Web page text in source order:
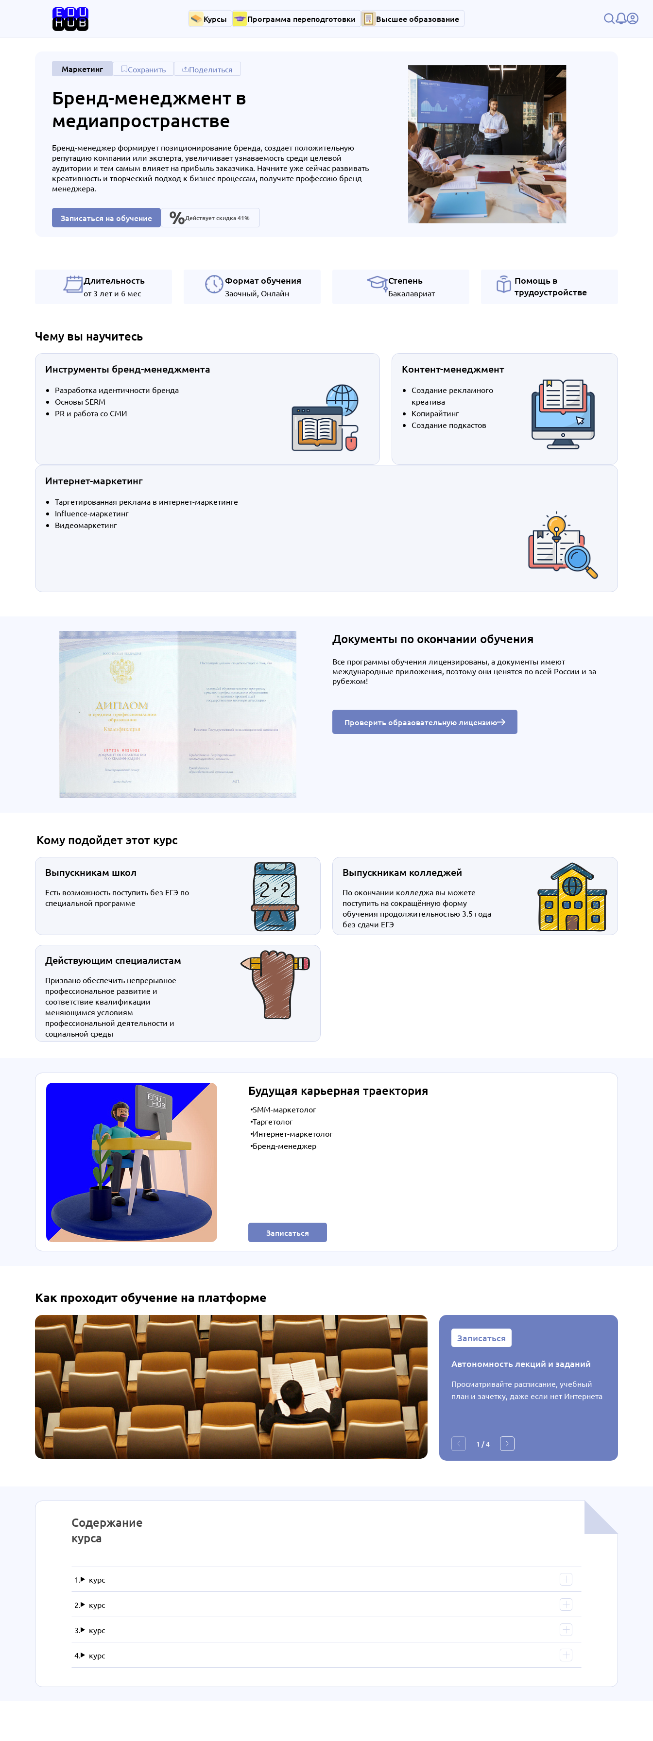
Курсы Программа переподготовки Высшее образование
Маркетинг Сохранить Поделиться
Бренд-менеджмент в
медиапространстве
Бренд-менеджер формирует позиционирование бренда, создает положительную
репутацию компании или эксперта, увеличивает узнаваемость среди целевой
аудитории и тем самым влияет на прибыль заказчика. Начните уже сейчас развивать
креативность и творческий подход к бизнес-процессам, получите профессию бренд-
менеджера.
Записаться на обучение Действует скидка 41%
Длительность
от 3 лет и 6 мес
Формат обучения
Заочный, Онлайн
Степень
Бакалавриат
Помощь в
трудоустройстве
Чему вы научитесь
Инструменты бренд-менеджмента
Разработка идентичности бренда
Основы SERM
PR и работа со СМИ
Контент-менеджмент
Создание рекламного
креатива
Копирайтинг
Создание подкастов
Интернет-маркетинг
Таргетированная реклама в интернет-маркетинге
Influence-маркетинг
Видеомаркетинг
Документы по окончании обучения
Все программы обучения лицензированы, а документы имеют
международные приложения, поэтому они ценятся по всей России и за
рубежом!
Проверить образовательную лицензию
Кому подойдет этот курс
Выпускникам школ
Есть возможность поступить без ЕГЭ по
специальной программе
Выпускникам колледжей
По окончании колледжа вы можете
поступить на сокращённую форму
обучения продолжительностью 3.5 года
без сдачи ЕГЭ
Действующим специалистам
Призвано обеспечить непрерывное
профессиональное развитие и
соответствие квалификации
меняющимся условиям
профессиональной деятельности и
социальной среды
Будущая карьерная траектория
SMM-маркетолог
Таргетолог
Интернет-маркетолог
Бренд-менеджер
Записаться
Как проходит обучение на платформе
Записаться
Автономность лекций и заданий
Просматривайте расписание, учебный
план и зачетку, даже если нет Интернета
1 /4
Содержание
курса
курс
курс
курс
курс